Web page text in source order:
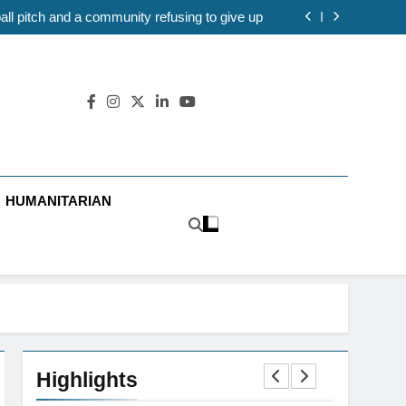
year-old Civil Protection Act as climate risks
expose weaknesses in response system
leading role in disaster risk management
old Civil Protection Act as climate risks
expose weaknesses in response system
leading role in disaster risk management
pitch and a community refusing to give up
HUMANITARIAN
Highlights